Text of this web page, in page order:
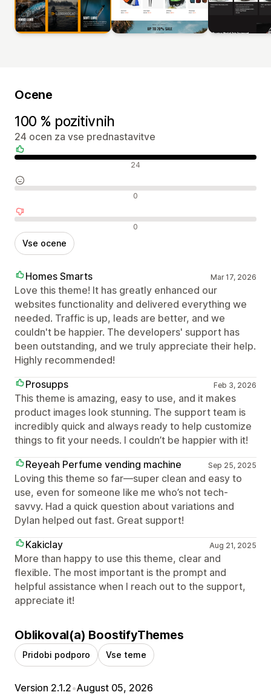
Ocene
100 % pozitivnih
24 ocen za vse prednastavitve
Pozitivne ocene 24
Nevtralne ocene 0
Negativne ocene 0
Vse ocene
Homes Smarts Mar 17, 2026
Love this theme! It has greatly enhanced our
websites functionality and delivered everything we
needed. Traffic is up, leads are better, and we
couldn't be happier. The developers' support has
been outstanding, and we truly appreciate their help.
Highly recommended!
Prosupps
Feb 3, 2026
This theme is amazing, easy to use, and it makes
product images look stunning. The support team is
incredibly quick and always ready to help customize
things to fit your needs. I couldn’t be happier with it!
Reyeah Perfume vending machine
Sep 25, 2025
Loving this theme so far—super clean and easy to
use, even for someone like me who’s not tech-
savvy. Had a quick question about variations and
Dylan helped out fast. Great support!
Kakiclay
Aug 21, 2025
More than happy to use this theme, clear and
flexible. The most important is the prompt and
helpful assistance when I reach out to the support,
appreciate it!
Oblikoval(a) BoostifyThemes
Pridobi podporo Vse teme
Version 2.1.2•August 05, 2026